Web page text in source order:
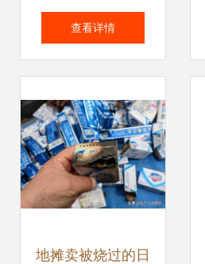
板产品FB011销售
品整合策略
查看详情
地摊卖被烧过的日